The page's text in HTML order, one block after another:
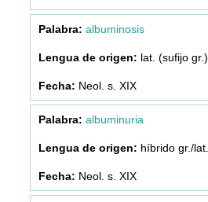
albuminosis
lat. (sufijo gr.)
Neol. s. XIX
albuminuria
híbrido gr./lat.
Neol. s. XIX